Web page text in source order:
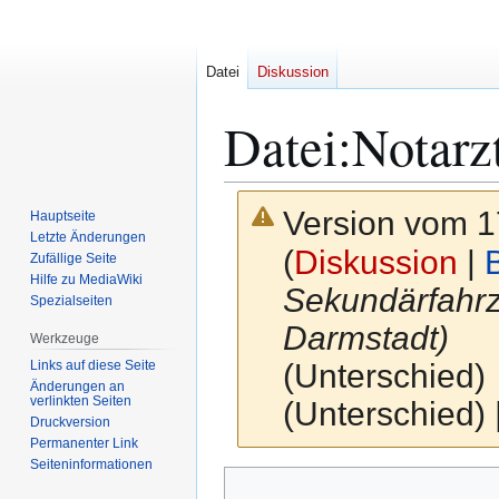
Datei:
Version vom
(Diskussion
Darmstadt)
Datei Diskussion
Hauptseite
Letzte Änderungen
Zufällige Seite
Hilfe zu MediaWiki
Spezialseiten
Werkzeuge
Links auf diese Seite
Änderungen an
verlinkten Seiten
Druckversion
Permanenter Link
Seiten­­informationen